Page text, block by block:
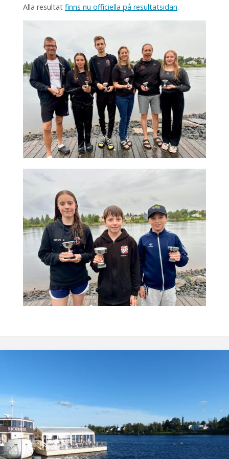
Alla resultat finns nu officiella på resultatsidan.